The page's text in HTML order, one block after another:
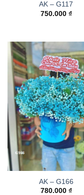
AK – G117
750.000 ₫
AK – G166
780.000 ₫